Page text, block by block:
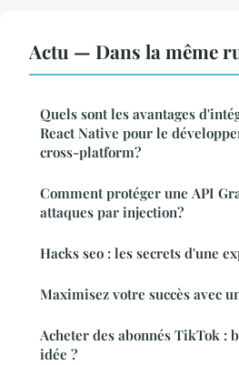
Actu — Dans la même
Quels sont les avantages
React Native pour le
cross-platform?
Comment protéger une API
attaques par injection?
Hacks seo : les secrets d'une
Maximisez votre succès avec
Acheter des abonnés TikTok :
idée ?